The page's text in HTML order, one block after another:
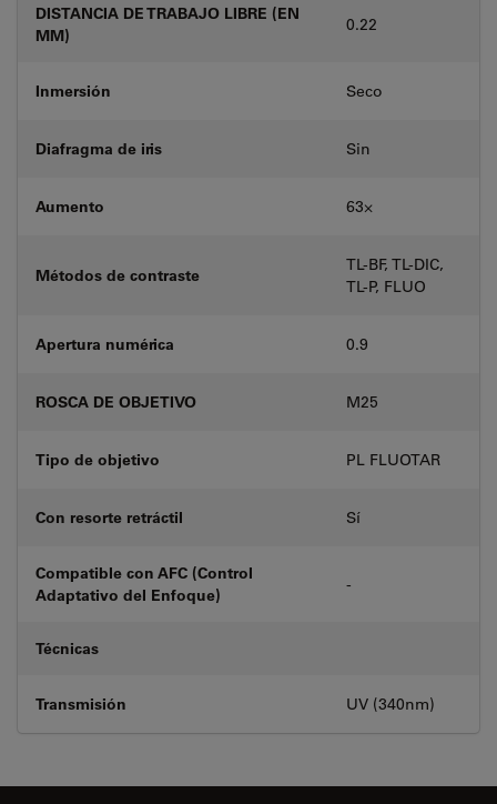
DISTANCIA DE TRABAJO LIBRE (EN
MM)
0.22
Inmersión Seco
Diafragma de iris Sin
Aumento 63⨉
Métodos de contraste
TL-BF, TL-DIC,
TL-P, FLUO
Apertura numérica 0.9
ROSCA DE OBJETIVO M25
Tipo de objetivo PL FLUOTAR
Con resorte retráctil Sí
Compatible con AFC (Control
Adaptativo del Enfoque)
-
Técnicas
Transmisión UV (340nm)